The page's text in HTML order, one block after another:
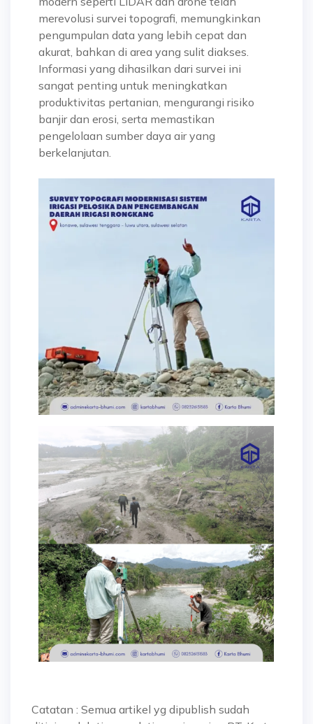
merevolusi survei topografi, memungkinkan
pengumpulan data yang lebih cepat dan
akurat, bahkan di area yang sulit diakses.
Informasi yang dihasilkan dari survei ini
sangat penting untuk meningkatkan
produktivitas pertanian, mengurangi risiko
banjir dan erosi, serta memastikan
pengelolaan sumber daya air yang
berkelanjutan.
Catatan : Semua artikel yg dipublish sudah